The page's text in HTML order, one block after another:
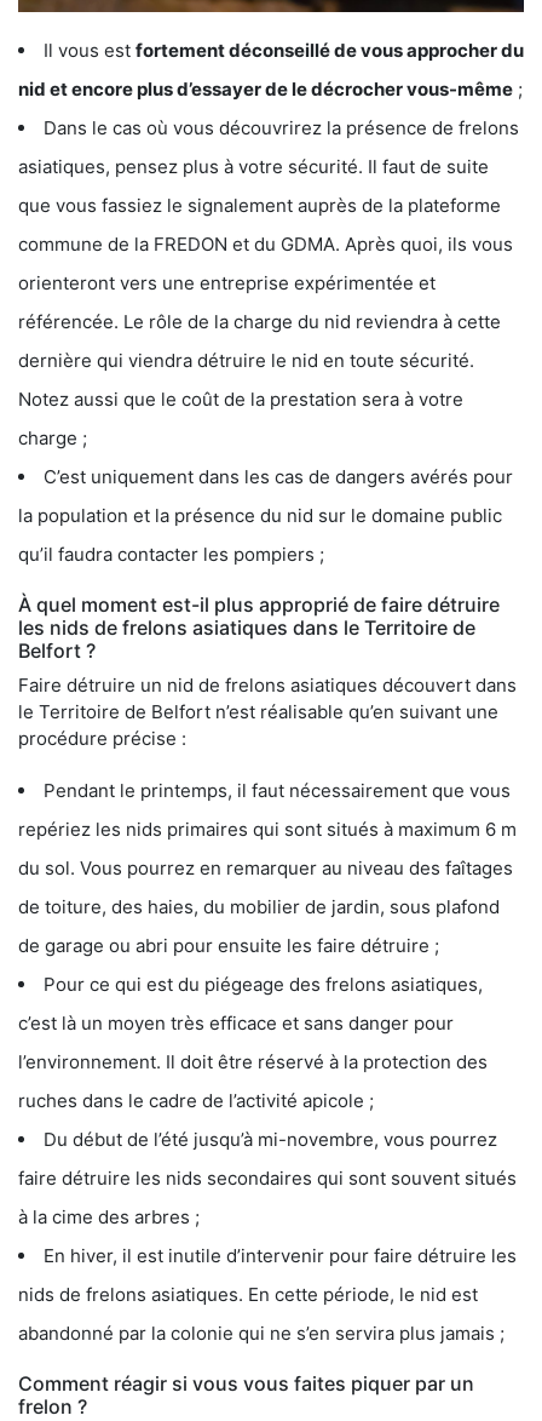
Il vous est fortement déconseillé de vous approcher du
nid et encore plus d’essayer de le décrocher vous-même ;
Dans le cas où vous découvrirez la présence de frelons
asiatiques, pensez plus à votre sécurité. Il faut de suite
que vous fassiez le signalement auprès de la plateforme
commune de la FREDON et du GDMA. Après quoi, ils vous
orienteront vers une entreprise expérimentée et
référencée. Le rôle de la charge du nid reviendra à cette
dernière qui viendra détruire le nid en toute sécurité.
Notez aussi que le coût de la prestation sera à votre
charge ;
C’est uniquement dans les cas de dangers avérés pour
la population et la présence du nid sur le domaine public
qu’il faudra contacter les pompiers ;
À quel moment est-il plus approprié de faire détruire
les nids de frelons asiatiques dans le Territoire de
Belfort ?
Faire détruire un nid de frelons asiatiques découvert dans
le Territoire de Belfort n’est réalisable qu’en suivant une
procédure précise :
Pendant le printemps, il faut nécessairement que vous
repériez les nids primaires qui sont situés à maximum 6 m
du sol. Vous pourrez en remarquer au niveau des faîtages
de toiture, des haies, du mobilier de jardin, sous plafond
de garage ou abri pour ensuite les faire détruire ;
Pour ce qui est du piégeage des frelons asiatiques,
c’est là un moyen très efficace et sans danger pour
l’environnement. Il doit être réservé à la protection des
ruches dans le cadre de l’activité apicole ;
Du début de l’été jusqu’à mi-novembre, vous pourrez
faire détruire les nids secondaires qui sont souvent situés
à la cime des arbres ;
En hiver, il est inutile d’intervenir pour faire détruire les
nids de frelons asiatiques. En cette période, le nid est
abandonné par la colonie qui ne s’en servira plus jamais ;
Comment réagir si vous vous faites piquer par un
frelon ?